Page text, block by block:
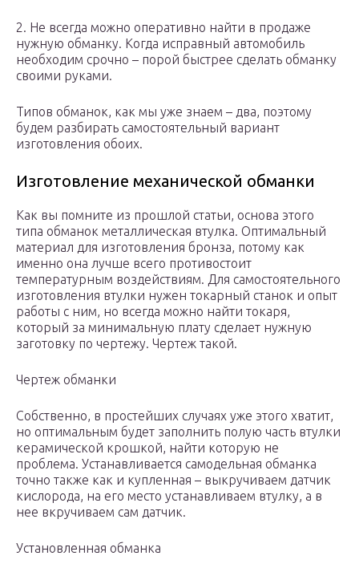
2. Не всегда можно оперативно найти в продаже
нужную обманку. Когда исправный автомобиль
необходим срочно – порой быстрее сделать обманку
своими руками.
Типов обманок, как мы уже знаем – два, поэтому
будем разбирать самостоятельный вариант
изготовления обоих.
Изготовление механической обманки
Как вы помните из прошлой статьи, основа этого
типа обманок металлическая втулка. Оптимальный
материал для изготовления бронза, потому как
именно она лучше всего противостоит
температурным воздействиям. Для самостоятельного
изготовления втулки нужен токарный станок и опыт
работы с ним, но всегда можно найти токаря,
который за минимальную плату сделает нужную
заготовку по чертежу. Чертеж такой.
Чертеж обманки
Собственно, в простейших случаях уже этого хватит,
но оптимальным будет заполнить полую часть втулки
керамической крошкой, найти которую не
проблема. Устанавливается самодельная обманка
точно также как и купленная – выкручиваем датчик
кислорода, на его место устанавливаем втулку, а в
нее вкручиваем сам датчик.
Установленная обманка